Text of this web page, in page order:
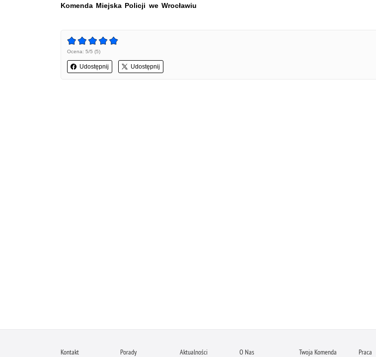
Komenda Miejska Policji we Wrocławiu
Ocena: 5/5 (5)
Udostępnij Udostępnij
Kontakt Porady Aktualności O Nas Twoja Komenda Praca